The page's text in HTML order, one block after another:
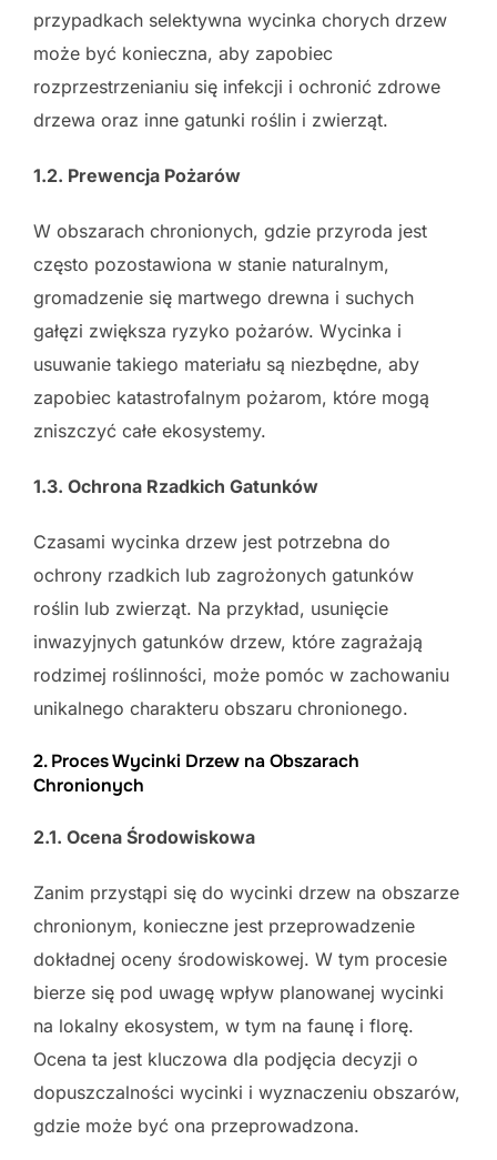
przypadkach selektywna wycinka chorych drzew
może być konieczna, aby zapobiec
rozprzestrzenianiu się infekcji i ochronić zdrowe
drzewa oraz inne gatunki roślin i zwierząt.
1.2. Prewencja Pożarów
W obszarach chronionych, gdzie przyroda jest
często pozostawiona w stanie naturalnym,
gromadzenie się martwego drewna i suchych
gałęzi zwiększa ryzyko pożarów. Wycinka i
usuwanie takiego materiału są niezbędne, aby
zapobiec katastrofalnym pożarom, które mogą
zniszczyć całe ekosystemy.
1.3. Ochrona Rzadkich Gatunków
Czasami wycinka drzew jest potrzebna do
ochrony rzadkich lub zagrożonych gatunków
roślin lub zwierząt. Na przykład, usunięcie
inwazyjnych gatunków drzew, które zagrażają
rodzimej roślinności, może pomóc w zachowaniu
unikalnego charakteru obszaru chronionego.
2. Proces Wycinki Drzew na Obszarach
Chronionych
2.1. Ocena Środowiskowa
Zanim przystąpi się do wycinki drzew na obszarze
chronionym, konieczne jest przeprowadzenie
dokładnej oceny środowiskowej. W tym procesie
bierze się pod uwagę wpływ planowanej wycinki
na lokalny ekosystem, w tym na faunę i florę.
Ocena ta jest kluczowa dla podjęcia decyzji o
dopuszczalności wycinki i wyznaczeniu obszarów,
gdzie może być ona przeprowadzona.